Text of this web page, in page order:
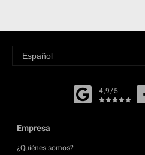
4,9/5
Empresa
¿Quiénes somos?